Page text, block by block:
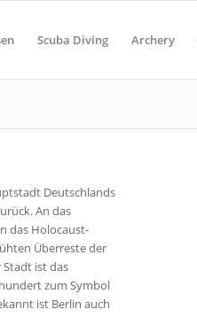
Scuba Diving Archery
Deutschlands
An das
das Holocaust-
Überreste der
ist das
zum Symbol
ist Berlin auch